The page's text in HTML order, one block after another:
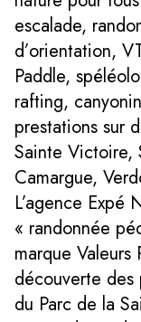
escalade,
d’orientation,
Paddle,
rafting,
prestations sur
Sainte Victoire,
Camargue,
L’agence Expé
« randonnée
marque
découverte des
du Parc de la